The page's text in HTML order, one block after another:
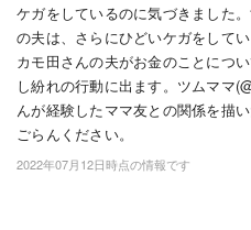
赤ちゃん・育児
子育て・家族
病院
ケガをしているのに気づきました
の夫は、さらにひどいケガをして
カモ田さんの夫がお金のことにつ
し紛れの行動に出ます。ツムママ
んが経験したママ友との関係を描
ごらんください。
2022年07月12日時点の情報です